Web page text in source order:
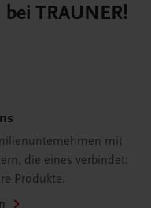
TRAUNER!
mit
die eines verbindet:
Produkte.